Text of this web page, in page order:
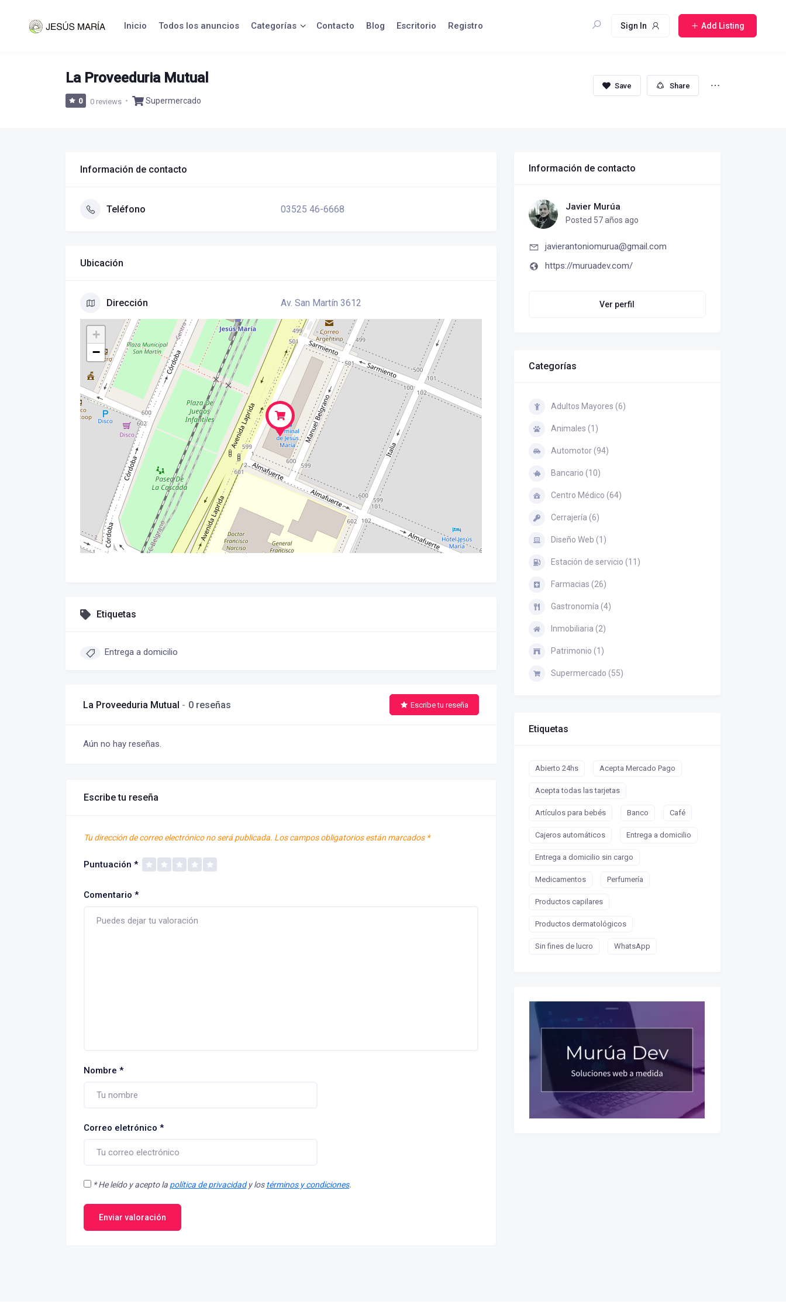
Inicio Todos los anuncios Categorías Contacto Blog Escritorio Registro Sign In Add Listing
La Proveeduria Mutual
0 0 reviews Supermercado
Share
Información de contacto
Teléfono 03525 46-6668
Ubicación
Dirección Av. San Martín 3612
+
−
Etiquetas
Entrega a domicilio
La Proveeduria Mutual 0 reseñas Escribe tu reseña
Aún no hay reseñas.
Escribe tu reseña
Tu dirección de correo electrónico no será publicada. Los campos obligatorios están marcados *
Puntuación *
Comentario *
Nombre *
Correo eletrónico *
*He leído y acepto la política de privacidady lostérminos y condiciones.
Enviar valoración
Información de contacto
Javier Murúa
Posted 57 años ago
javierantoniomurua@gmail.com
https://muruadev.com/
Ver perfil
Categorías
Adultos Mayores (6)
Animales (1)
Automotor (94)
Bancario (10)
Centro Médico (64)
Cerrajería (6)
Diseño Web (1)
Estación de servicio (11)
Farmacias (26)
Gastronomía (4)
Inmobiliaria (2)
Patrimonio (1)
Supermercado (55)
Etiquetas
Abierto 24hs Acepta Mercado Pago
Acepta todas las tarjetas
Artículos para bebés Banco Café
Cajeros automáticos Entrega a domicilio
Entrega a domicilio sin cargo
Medicamentos Perfumería
Productos capilares
Productos dermatológicos
Sin fines de lucro WhatsApp